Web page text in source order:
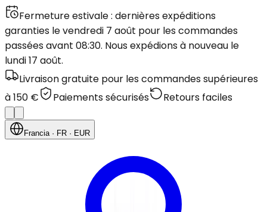
Fermeture estivale : dernières expéditions
garanties le vendredi 7 août pour les commandes
passées avant 08:30. Nous expédions à nouveau le
lundi 17 août.
Livraison gratuite pour les commandes supérieures
à 150 €
Paiements sécurisés Retours faciles
Francia· FR · EUR